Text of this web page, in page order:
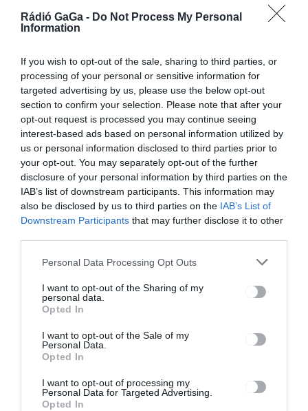
Rádió GaGa - Do Not Process My Personal
Information
If you wish to opt-out of the sale, sharing to third parties, or
processing of your personal or sensitive information for
targeted advertising by us, please use the below opt-out
section to confirm your selection. Please note that after your
opt-out request is processed you may continue seeing
interest-based ads based on personal information utilized by
us or personal information disclosed to third parties prior to
your opt-out. You may separately opt-out of the further
disclosure of your personal information by third parties on the
IAB’s list of downstream participants. This information may
also be disclosed by us to third parties on the IAB’s List of
Downstream Participants that may further disclose it to other
Personal Data Processing Opt Outs
I want to opt-out of the Sharing of my
personal data.
Opted In
I want to opt-out of the Sale of my
Personal Data.
Opted In
I want to opt-out of processing my
Personal Data for Targeted Advertising.
Opted In
GYERGYÓSZÉK ,HÍRLISTA,
UDVARHELYSZÉK
nélküli sofőröket kaptak el a
rendőrök
HÍRLISTA
Két évtizedes az
együttműködés
Keresés
Keresés: